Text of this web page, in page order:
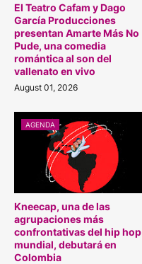
El Teatro Cafam y Dago
García Producciones
presentan Amarte Más No
Pude, una comedia
romántica al son del
vallenato en vivo
August 01, 2026
AGENDA
Kneecap, una de las
agrupaciones más
confrontativas del hip hop
mundial, debutará en
Colombia